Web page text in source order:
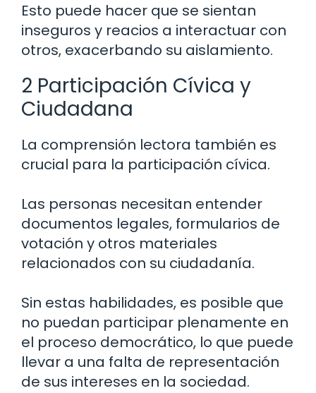
Esto puede hacer que se sientan
inseguros y reacios a interactuar con
otros, exacerbando su aislamiento.
2 Participación Cívica y
Ciudadana
La comprensión lectora también es
crucial para la participación cívica.
Las personas necesitan entender
documentos legales, formularios de
votación y otros materiales
relacionados con su ciudadanía.
Sin estas habilidades, es posible que
no puedan participar plenamente en
el proceso democrático, lo que puede
llevar a una falta de representación
de sus intereses en la sociedad.